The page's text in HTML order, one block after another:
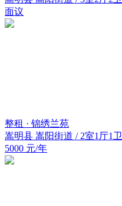
面议
整租 · 锦绣兰苑
嵩明县 嵩阳街道 / 2室1厅1卫
5000 元/年